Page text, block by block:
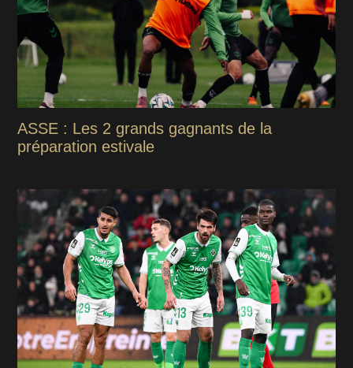
ASSE : Les 2 grands gagnants de la
préparation estivale